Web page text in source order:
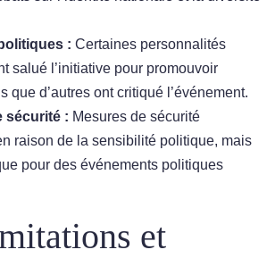
: Certaines personnalités
salué l’initiative pour promouvoir
que d’autres ont critiqué l’événement.
sécurité : Mesures de sécurité
raison de la sensibilité politique, mais
pour des événements politiques
et